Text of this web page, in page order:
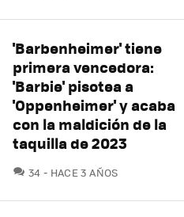
'Barbenheimer' tiene
primera vencedora:
'Barbie' pisotea a
'Oppenheimer' y acaba
con la maldición de la
taquilla de 2023
34 COMENTARIOS
HACE 3 AÑOS